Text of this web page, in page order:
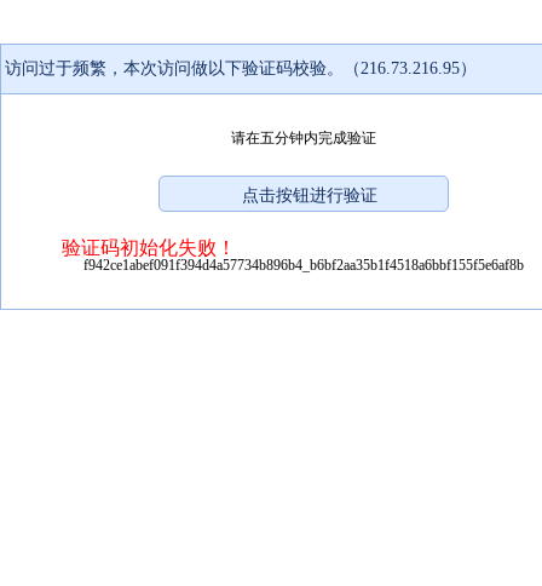
访问过于频繁，本次访问做以下验证码校验。（216.73.216.95）
请在五分钟内完成验证
验证码初始化失败！
f942ce1abef091f394d4a57734b896b4_b6bf2aa35b1f4518a6bbf155f5e6af8b